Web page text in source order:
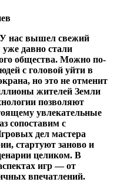
нас вышел свежий
давно стали
общества. Можно по-
с головой уйти в
но это не отменит
жителей Земли
позволяют
увлекательные
сопоставим с
дел мастера
стартуют заново и
целиком. В
игр — от
впечатлений.